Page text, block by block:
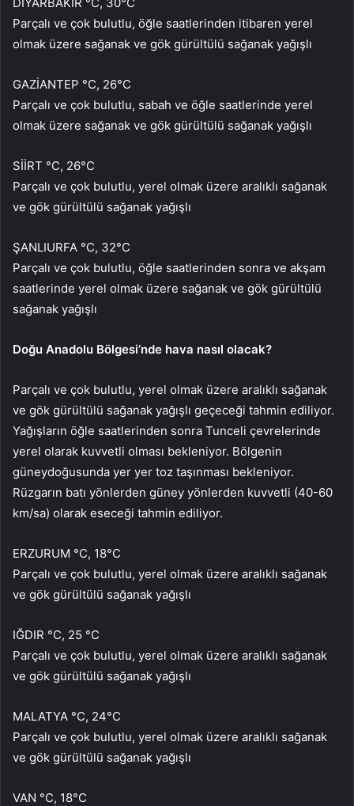
Parçalı ve çok bulutlu, öğle saatlerinden itibaren yerel
olmak üzere sağanak ve gök gürültülü sağanak yağışlı
GAZİANTEP °C, 26°C
Parçalı ve çok bulutlu, sabah ve öğle saatlerinde yerel
olmak üzere sağanak ve gök gürültülü sağanak yağışlı
SİİRT °C, 26°C
Parçalı ve çok bulutlu, yerel olmak üzere aralıklı sağanak
ve gök gürültülü sağanak yağışlı
ŞANLIURFA °C, 32°C
Parçalı ve çok bulutlu, öğle saatlerinden sonra ve akşam
saatlerinde yerel olmak üzere sağanak ve gök gürültülü
sağanak yağışlı
Doğu Anadolu Bölgesi’nde hava nasıl olacak?
Parçalı ve çok bulutlu, yerel olmak üzere aralıklı sağanak
ve gök gürültülü sağanak yağışlı geçeceği tahmin ediliyor.
Yağışların öğle saatlerinden sonra Tunceli çevrelerinde
yerel olarak kuvvetli olması bekleniyor. Bölgenin
güneydoğusunda yer yer toz taşınması bekleniyor.
Rüzgarın batı yönlerden güney yönlerden kuvvetli (40-60
km/sa) olarak eseceği tahmin ediliyor.
ERZURUM °C, 18°C
Parçalı ve çok bulutlu, yerel olmak üzere aralıklı sağanak
ve gök gürültülü sağanak yağışlı
IĞDIR °C, 25 °C
Parçalı ve çok bulutlu, yerel olmak üzere aralıklı sağanak
ve gök gürültülü sağanak yağışlı
MALATYA °C, 24°C
Parçalı ve çok bulutlu, yerel olmak üzere aralıklı sağanak
ve gök gürültülü sağanak yağışlı
VAN °C, 18°C